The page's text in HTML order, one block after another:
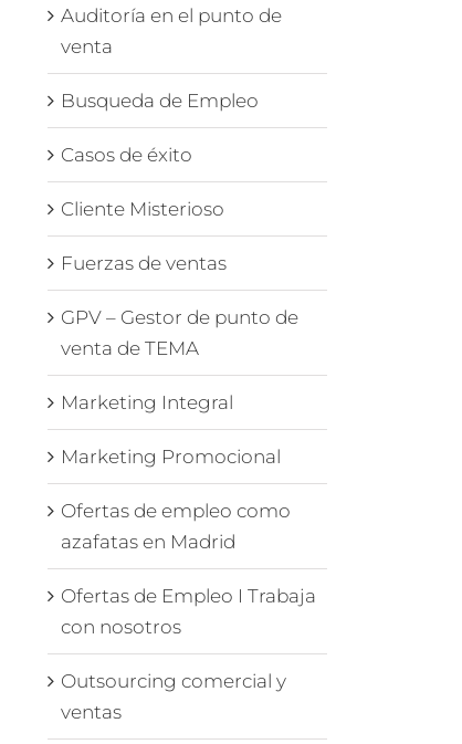
Auditoría en el punto de
venta
Busqueda de Empleo
Casos de éxito
Cliente Misterioso
Fuerzas de ventas
GPV – Gestor de punto de
venta de TEMA
Marketing Integral
Marketing Promocional
Ofertas de empleo como
azafatas en Madrid
Ofertas de Empleo I Trabaja
con nosotros
Outsourcing comercial y
ventas